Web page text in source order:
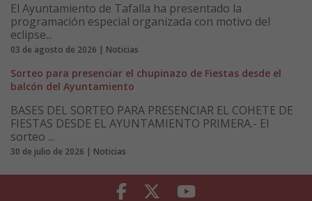
El Ayuntamiento de Tafalla ha presentado la
programación especial organizada con motivo del
eclipse...
03 de agosto de 2026 | Noticias
Sorteo para presenciar el chupinazo de Fiestas desde el
balcón del Ayuntamiento
BASES DEL SORTEO PARA PRESENCIAR EL COHETE DE
FIESTAS DESDE EL AYUNTAMIENTO PRIMERA.- El
sorteo ...
30 de julio de 2026 | Noticias
Facebook Twitter Youtube